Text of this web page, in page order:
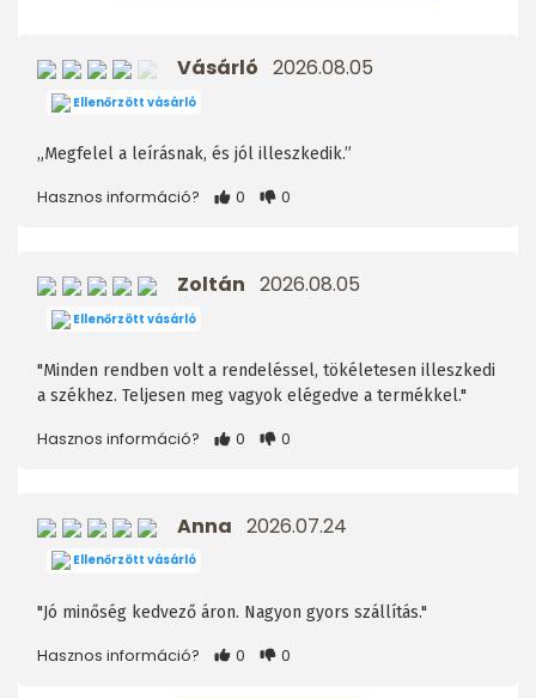
Vásárló 2026.08.05
Ellenőrzött vásárló
„Megfelel a leírásnak, és jól illeszkedik.”
Hasznos információ? 0 0
Zoltán 2026.08.05
Ellenőrzött vásárló
"Minden rendben volt a rendeléssel, tökéletesen illeszkedi
a székhez. Teljesen meg vagyok elégedve a termékkel."
Hasznos információ? 0 0
Anna 2026.07.24
Ellenőrzött vásárló
"Jó minőség kedvező áron. Nagyon gyors szállítás."
Hasznos információ? 0 0